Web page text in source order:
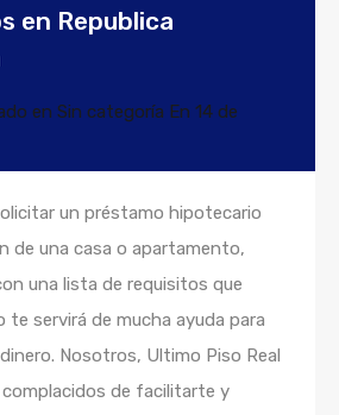
en Republica
en Sin categoría En 14 de
un préstamo hipotecario
de una casa o apartamento,
una lista de requisitos que
te servirá de mucha ayuda para
Nosotros, Ultimo Piso Real
de facilitarte y